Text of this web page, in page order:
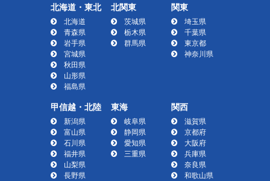
北海道・東北
北海道
青森県
岩手県
宮城県
秋田県
山形県
福島県
北関東
茨城県
栃木県
群馬県
関東
埼玉県
千葉県
東京都
神奈川県
甲信越・北陸
新潟県
富山県
石川県
福井県
山梨県
長野県
東海
岐阜県
静岡県
愛知県
三重県
関西
滋賀県
京都府
大阪府
兵庫県
奈良県
和歌山県